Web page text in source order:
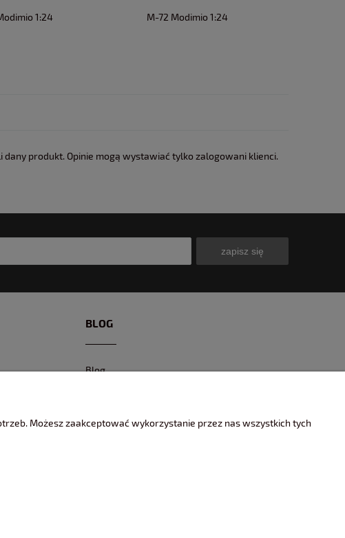
1:24 M-72 Modimio 1:24
produkt. Opinie mogą wystawiać tylko zalogowani klienci.
zapisz się
BLOG
Blog
ENCYKLOPEDIA KOLEKCJONERA
Możesz zaakceptować wykorzystanie przez nas wszystkich tych